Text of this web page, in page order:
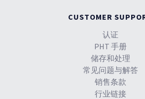
CUSTOMER
认证
PHT 手册
储存和处理
常见问题与解答
销售条款
行业链接